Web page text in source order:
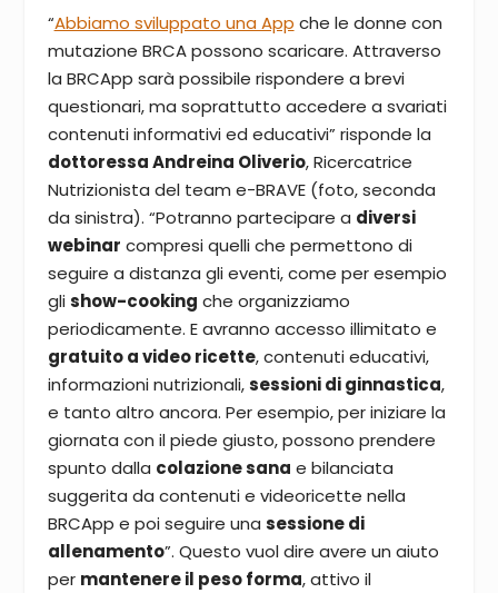
“Abbiamo sviluppato una App che le donne con
mutazione BRCA possono scaricare. Attraverso
la BRCApp sarà possibile rispondere a brevi
questionari, ma soprattutto accedere a svariati
contenuti informativi ed educativi” risponde la
dottoressa Andreina Oliverio, Ricercatrice
Nutrizionista del team e-BRAVE (foto, seconda
da sinistra). “Potranno partecipare a diversi
webinar compresi quelli che permettono di
seguire a distanza gli eventi, come per esempio
glishow-cooking che organizziamo
periodicamente. E avranno accesso illimitato e
gratuito a video ricette, contenuti educativi,
informazioni nutrizionali,sessioni di ginnastica,
e tanto altro ancora. Per esempio, per iniziare la
giornata con il piede giusto, possono prendere
spunto dalla colazione sana e bilanciata
suggerita da contenuti e videoricette nella
BRCApp e poi seguire una sessione di
allenamento”. Questo vuol dire avere un aiuto
per mantenere il peso forma, attivo il